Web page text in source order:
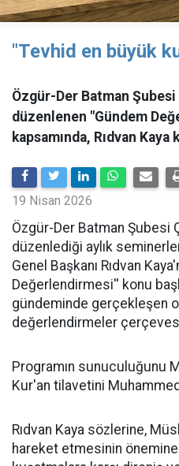
"Tevhid en büyük
Özgür-Der Batman
düzenlenen "Gündem
kapsamında, Rıdvan
19 Nisan 2026
​Özgür-Der Batman Şubesi
düzenlediği aylık
Genel Başkanı Rıdvan
Değerlendirmesi'' konu
gündeminde gerçekleşen
değerlendirmeler
Programın sunuculuğunu
Kur'an tilavetini
Rıdvan Kaya sözlerine,
hareket etmesinin